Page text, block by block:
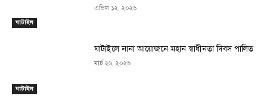
ঘাটাইল
এপ্রিল ১২, ২০২৬
ঘাটাইল
ঘাটাইলে নানা আয়োজনে মহান স্বাধীনতা দিবস পালিত
মার্চ ২৬, ২০২৬